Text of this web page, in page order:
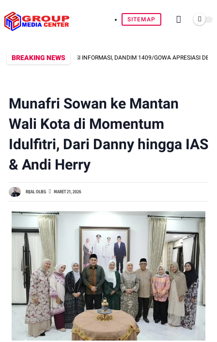
SITEMAP
BREAKING NEWS
TRANSPARANSI INFORMASI, DANDIM 1409/GOWA APRESIASI DEDIKASI
Munafri Sowan ke Mantan
Wali Kota di Momentum
Idulfitri, Dari Danny hingga IAS
& Andi Herry
RIJAL OLIEG MARET 21, 2026